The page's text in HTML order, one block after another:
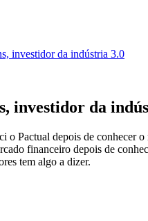
investidor da indústria 3.0
investidor da
o Pactual depois de conhecer
financeiro depois de
tem algo a dizer.